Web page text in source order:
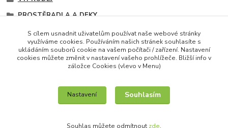
PROSTĚRADLA A DEKY
140x200cm
140x200 cm
IT služby na míru / unilogo.cz
S cílem usnadnit uživatelům používat naše webové stránky
využíváme cookies. Používáním našich stránek souhlasíte s
ukládáním souborů cookie na vašem počítači / zařízení. Nastavení
cookies můžete změnit v nastavení vašeho prohlížeče. Bližší info v
záložce Cookies (vlevo v Menu)
Nastavení Souhlasím
Souhlas můžete odmítnout zde.